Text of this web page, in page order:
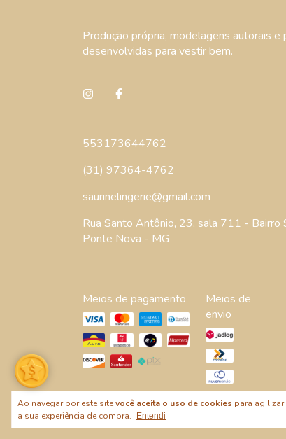
Ao navegar por este sitevocê aceita o uso de cookies para agilizar
a sua experiência de compra.
Entendi
Produção própria, modelagens autorais e
desenvolvidas para vestir bem.
553173644762
(31) 97364-4762
saurinelingerie@gmail.com
Rua Santo Antônio, 23, sala 711 - Bairro
Ponte Nova - MG
Meios de pagamento
Meios de
envio